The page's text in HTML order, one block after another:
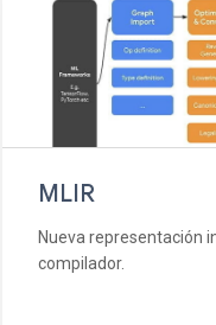
MLIR
Nueva representación
compilador.